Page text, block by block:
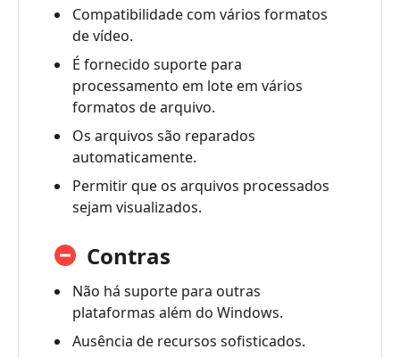
Compatibilidade com vários formatos
de vídeo.
É fornecido suporte para
processamento em lote em vários
formatos de arquivo.
Os arquivos são reparados
automaticamente.
Permitir que os arquivos processados
sejam visualizados.
Contras
Não há suporte para outras
plataformas além do Windows.
Ausência de recursos sofisticados.